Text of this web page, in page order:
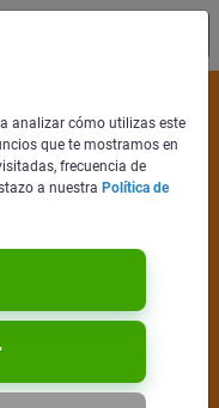
FIN
analizar cómo utilizas este
que te mostramos en
frecuencia de
a nuestra Política de